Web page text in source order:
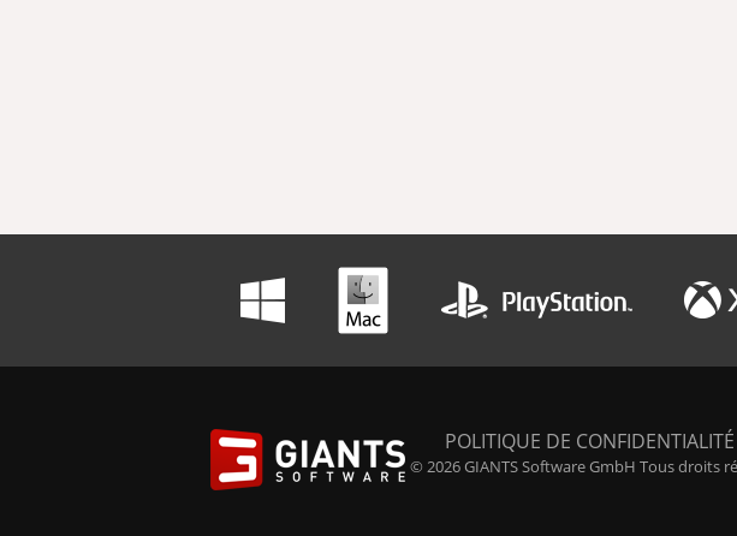
POLITIQUE DE CONFIDENTIALITÉ
© 2026 GIANTS Software GmbH Tous droits